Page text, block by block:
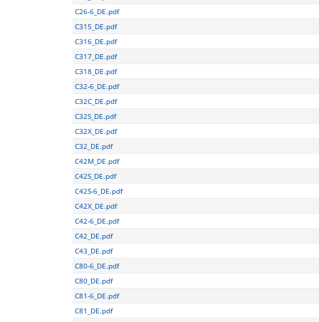
C26-6_DE.pdf
C315_DE.pdf
C316_DE.pdf
C317_DE.pdf
C318_DE.pdf
C32-6_DE.pdf
C32C_DE.pdf
C32S_DE.pdf
C32X_DE.pdf
C32_DE.pdf
C42M_DE.pdf
C42S_DE.pdf
C42S-6_DE.pdf
C42X_DE.pdf
C42-6_DE.pdf
C42_DE.pdf
C43_DE.pdf
C80-6_DE.pdf
C80_DE.pdf
C81-6_DE.pdf
C81_DE.pdf